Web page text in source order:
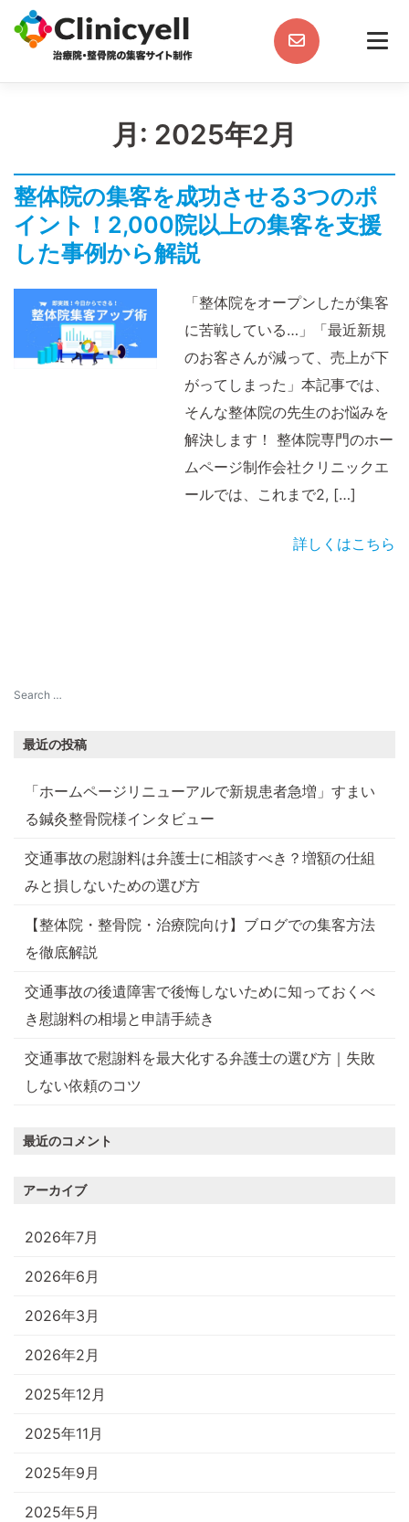
content
月: 2025年2月
整体院の集客を成功させる3つのポ
イント！2,000院以上の集客を支援
した事例から解説
「整体院をオープンしたが集客
に苦戦している…」「最近新規
のお客さんが減って、売上が下
がってしまった」本記事では、
そんな整体院の先生のお悩みを
解決します！ 整体院専門のホー
ムページ制作会社クリニックエ
ールでは、これまで2, […]
詳しくはこちら
最近の投稿
「ホームページリニューアルで新規患者急増」すまい
る鍼灸整骨院様インタビュー
交通事故の慰謝料は弁護士に相談すべき？増額の仕組
みと損しないための選び方
【整体院・整骨院・治療院向け】ブログでの集客方法
を徹底解説
交通事故の後遺障害で後悔しないために知っておくべ
き慰謝料の相場と申請手続き
交通事故で慰謝料を最大化する弁護士の選び方｜失敗
しない依頼のコツ
最近のコメント
アーカイブ
2026年7月
2026年6月
2026年3月
2026年2月
2025年12月
2025年11月
2025年9月
2025年5月